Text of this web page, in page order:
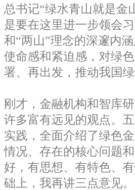
总书记“绿水青山就是金
是要在这里进一步领会
和“两山”理念的深邃内
使命感和紧迫感，对绿
署、再出发，推动我国
刚才，金融机构和智库
许多富有远见的观点。
实践，全面介绍了绿色
情况、存在的核心问题
好，有思想、有特色、
础上，我再讲三点意见。